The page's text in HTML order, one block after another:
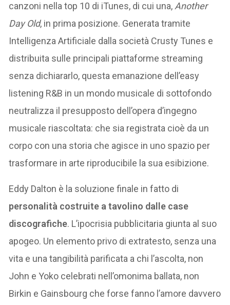
canzoni nella top 10 di iTunes, di cui una,Another
Day Old, in prima posizione. Generata tramite
Intelligenza Artificiale dalla società Crusty Tunes e
distribuita sulle principali piattaforme streaming
senza dichiararlo, questa emanazione dell’easy
listening R&B in un mondo musicale di sottofondo
neutralizza il presupposto dell’opera d’ingegno
musicale riascoltata: che sia registrata cioè da un
corpo con una storia che agisce in uno spazio per
trasformare in arte riproducibile la sua esibizione.
Eddy Dalton è la soluzione finale in fatto di
personalità costruite a tavolino dalle case
discografiche. L’ipocrisia pubblicitaria giunta al suo
apogeo. Un elemento privo di extratesto, senza una
vita e una tangibilità parificata a chi l’ascolta, non
John e Yoko celebrati nell’omonima ballata, non
Birkin e Gainsbourg che forse fanno l’amore davvero